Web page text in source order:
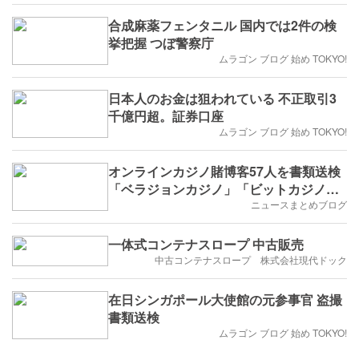
合成麻薬フェンタニル 国内では2件の検
挙把握 つぼ警察庁
ムラゴン ブログ 始め TOKYO!
日本人のお金は狙われている 不正取引3
千億円超。証券口座
ムラゴン ブログ 始め TOKYO!
オンラインカジノ賭博客57人を書類送検
「ベラジョンカジノ」「ビットカジノ」
「スポーツベットアイオー」を利用
ニュースまとめブログ
一体式コンテナスロープ 中古販売
中古コンテナスロープ 株式会社現代ドック
在日シンガポール大使館の元参事官 盗撮
書類送検
ムラゴン ブログ 始め TOKYO!